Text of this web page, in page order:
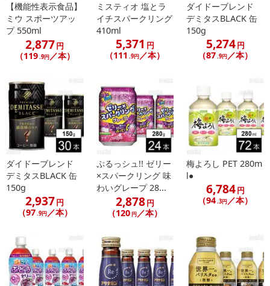
【機能性表示食品】
ミウ スポーツアッ
プ 550ml
2,877円
（119.9円／本）
ミスティオ 塩とラ
イチスパークリング
410ml
5,371 円
（111 .9円／本）
ダイドーブレンド
デミタスBLACK 缶
150g
5,274円
（87.9円／本）
ダイドーブレンド
デミタスBLACK 缶
150g
2,937円
（97.9円／本）
ぷるっシュ!! ゼリー
×スパークリング 味
わいグレープ 28...
2,878円
（120 円／本）
梅よろし PET 280m
l●
6,784円
（94.3円／本）